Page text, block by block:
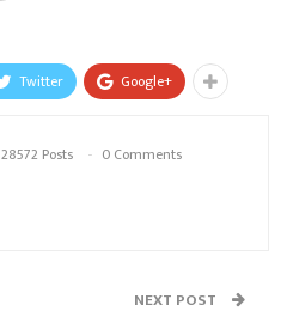
Twitter Google+
28572 Posts 0 Comments
NEXT POST